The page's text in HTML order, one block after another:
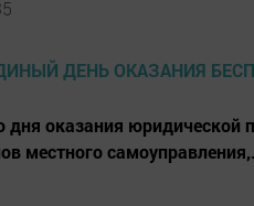
дня оказания юридической
местного